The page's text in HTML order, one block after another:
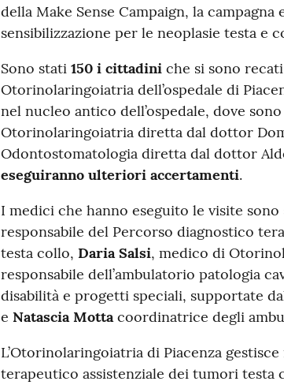
della Make Sense Campaign, la
sensibilizzazione per le neoplasie testa e
Sono stati 150 i cittadiniche si sono
Otorinolaringoiatria dell’ospedale di
nel nucleo antico dell’ospedale, dove
Otorinolaringoiatria diretta dal dottor
Odontostomatologia diretta dal dottor
eseguiranno ulteriori accertamenti.
I medici che hanno eseguito le visite
responsabile del Percorso diagnostico
testa collo, Daria Salsi, medico di
responsabile dell’ambulatorio patologia
disabilità e progetti speciali, supportate
e Natascia Mottacoordinatrice degli
L’Otorinolaringoiatria di Piacenza
terapeutico assistenziale dei tumori testa